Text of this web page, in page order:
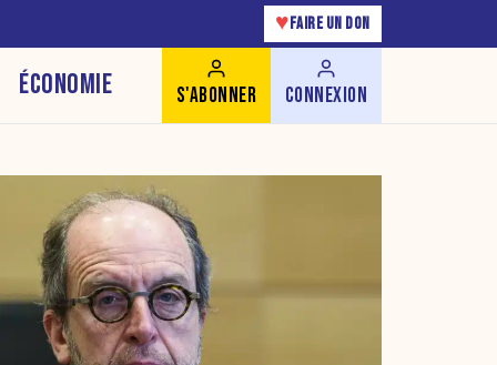
♥ FAIRE UN DON
ÉCONOMIE S'ABONNER CONNEXION